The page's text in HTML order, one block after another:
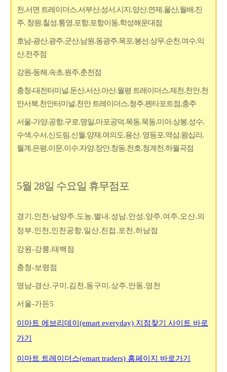
천.서면 트레이더스.서부산.성서.시지.양산.연제.울산,월배.진
주. 창원.칠성.통영.포항.포항이동.학성해운대점
호남-광산.광주.군산.남원.동광주.목포.봉선.상무.순천.여수.익
산.전주점
강원-동해.속초.원주.춘천점
충청-대전터미널.둔산.서산.아산.월평 트레이더스.제천.천안.천
안서북.천안터미널.천안 트레이더스.청주.펜타포트점,충주
서울-가양.공항.구로.명일.마포공덕.목동.묵동.미아.상봉.성수.
수색.수서.신도림.신월.양재.여의도.용산. 영등포.역삼.왕십리.
월계.은평.이문.이수.자양.장안.창동.천호.청계천.하월곡점
5월 28일 수요일 휴무점포
경기.인천-남양주.도농.별내.성남.안성.양주.여주.오산.의
정부.인천,인천공항.일산.진접.포천.하남점
강원-강릉.태백점
충청-보령점
영남-경산.구미.김천.동구미.상주.안동.영천
서울-가든5
이마트 에브리데이(emart everyday) 지점찾기 사이트 바로
가기
이마트 트레이더스(emart traders) 홈페이지 바로가기